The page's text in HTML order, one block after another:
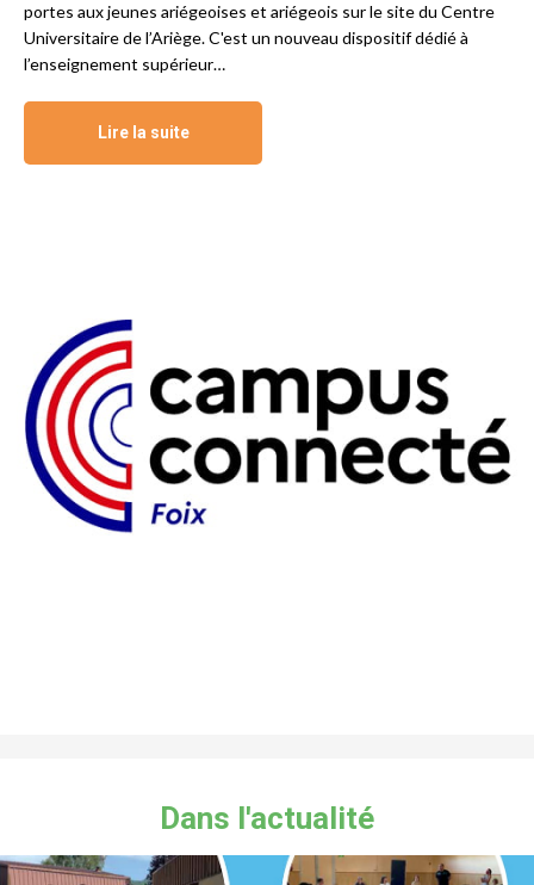
portes aux jeunes ariégeoises et ariégeois sur le site du Centre
Universitaire de l’Ariège. C'est un nouveau dispositif dédié à
l’enseignement supérieur…
Lire la suite
Dans l'actualité